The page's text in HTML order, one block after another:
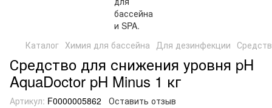
Каталог Химия для бассейна Для дезинфекции
Средство для снижения уровня pH
AquaDoctor pH Minus 1 кг
Артикул: F0000005862 Оставить отзыв